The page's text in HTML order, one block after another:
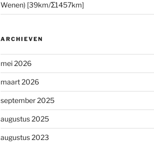
Wenen) [39km/Σ1457km]
ARCHIEVEN
mei 2026
maart 2026
september 2025
augustus 2025
augustus 2023